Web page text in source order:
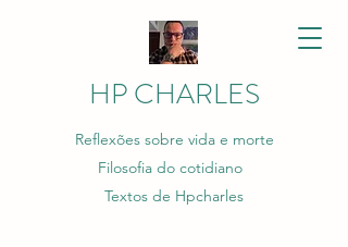
HP CHARLES
Reflexões sobre vida e morte
Filosofia do cotidiano
Textos de Hpcharles